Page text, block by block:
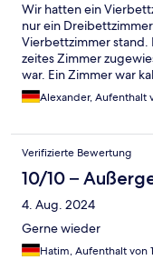
Wir hatten ein
nur ein
Vierbettzimmer
zeites Zimmer
war. Ein Zimmer war
Heizung nicht
Alexander, Aufenthalt
Verifizierte Bewertung
10/10 –
4. Aug. 2024
Gerne wieder
Hatim, Aufenthalt von